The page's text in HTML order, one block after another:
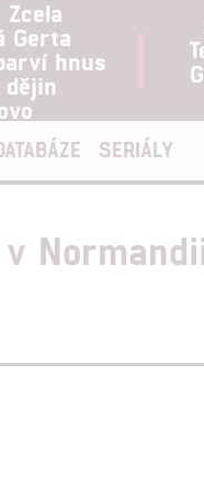
Zcela
Gerta
hnus
SERIÁLY